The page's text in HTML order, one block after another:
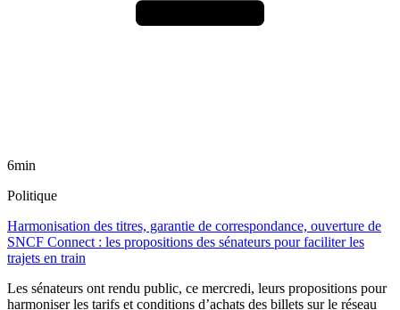
6min
Politique
Harmonisation des titres, garantie de correspondance, ouverture de
SNCF Connect : les propositions des sénateurs pour faciliter les
trajets en train
Les sénateurs ont rendu public, ce mercredi, leurs propositions pour
harmoniser les tarifs et conditions d’achats des billets sur le réseau